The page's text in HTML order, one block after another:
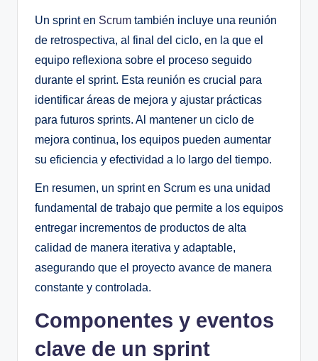
Un sprint en Scrum también incluye una reunión
de retrospectiva, al final del ciclo, en la que el
equipo reflexiona sobre el proceso seguido
durante el sprint. Esta reunión es crucial para
identificar áreas de mejora y ajustar prácticas
para futuros sprints. Al mantener un ciclo de
mejora continua, los equipos pueden aumentar
su eficiencia y efectividad a lo largo del tiempo.
En resumen, un sprint en Scrum es una unidad
fundamental de trabajo que permite a los equipos
entregar incrementos de productos de alta
calidad de manera iterativa y adaptable,
asegurando que el proyecto avance de manera
constante y controlada.
Componentes y eventos
clave de un sprint